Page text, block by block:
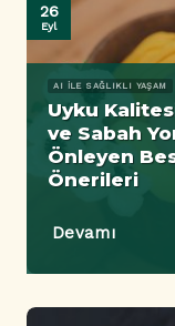
AI ILE SAĞLIKLI YAŞAM
Uyku
ve Sabah
Önleyen
Önerileri
Devamı
26
Eyl